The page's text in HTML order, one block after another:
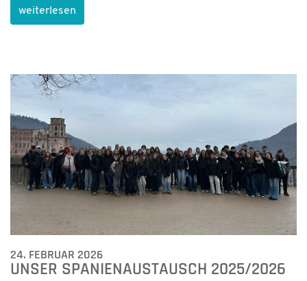
weiterlesen
24. FEBRUAR 2026
UNSER SPANIENAUSTAUSCH 2025/2026